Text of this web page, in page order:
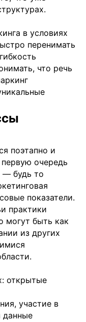
в условиях
перенимать
что речь
поэтапно и
очередь
— будь то
показатели.
практики
могут быть как
из других
открытые
участие в
данные